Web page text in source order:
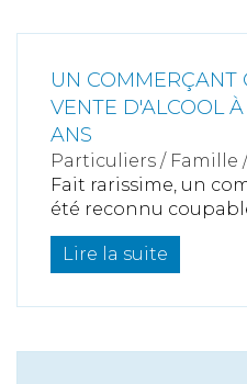
UN
VENTE D'ALCOOL
ANS
Particuliers / Famille
Fait rarissime, un
été reconnu
Lire la suite